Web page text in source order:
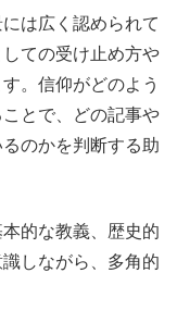
は広く認められて
ての受け止め方や
。信仰がどのよう
とで、どの記事や
のかを判断する助
的な教義、歴史的
しながら、多角的